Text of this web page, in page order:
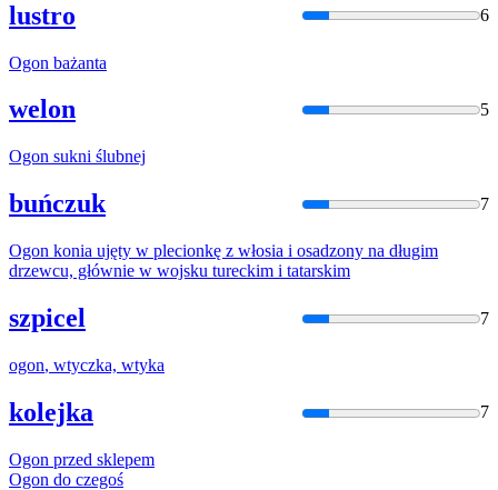
lustro 6
Ogon bażanta
welon 5
Ogon sukni ślubnej
buńczuk 7
Ogon konia ujęty w plecionkę z włosia i osadzony na długim
drzewcu, głównie w wojsku tureckim i tatarskim
szpicel 7
ogon, wtyczka, wtyka
kolejka 7
Ogon przed sklepem
Ogon do czegoś